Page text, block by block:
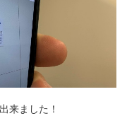
来ました！